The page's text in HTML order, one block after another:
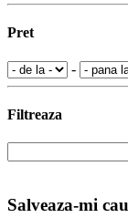
Pret
-
Filtreaza
Salveaza-mi